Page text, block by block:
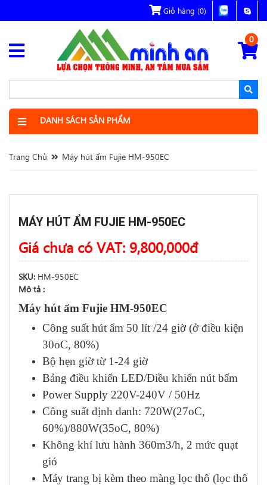
Giỏ hàng (0)
0
DANH SÁCH SẢN PHẨM
Trang Chủ Máy hút ẩm Fujie HM-950EC
MÁY HÚT ẨM FUJIE HM-950EC
Giá chưa có VAT: 9,800,000đ
SKU: HM-950EC
Mô tả :
Máy hút ẩm Fujie HM-950EC
Công suất hút ẩm 50 lít /24 giờ (ở điều kiện
30oC, 80%)
Bộ hẹn giờ từ 1-24 giờ
Bảng điều khiển LED/Điều khiển nút bấm
Power Supply 220V-240V / 50Hz
Công suất định danh: 720W(27oC,
60%)/880W(35oC, 80%)
Không khí lưu hành 360m3/h, 2 mức quạt
gió
Máy trang bị kèm theo màng lọc thô (lọc thô